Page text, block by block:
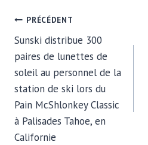
NAVIGATION
DE
L’ARTICLE
PRÉCÉDENT
Sunski distribue 300
paires de lunettes de
soleil au personnel de la
station de ski lors du
Pain McShlonkey Classic
à Palisades Tahoe, en
Californie